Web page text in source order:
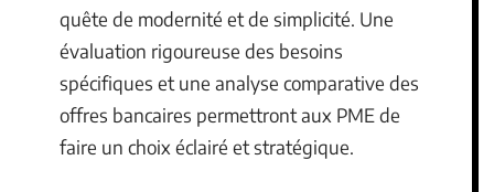
quête de modernité et de simplicité. Une
évaluation rigoureuse des besoins
spécifiques et une analyse comparative des
offres bancaires permettront aux PME de
faire un choix éclairé et stratégique.